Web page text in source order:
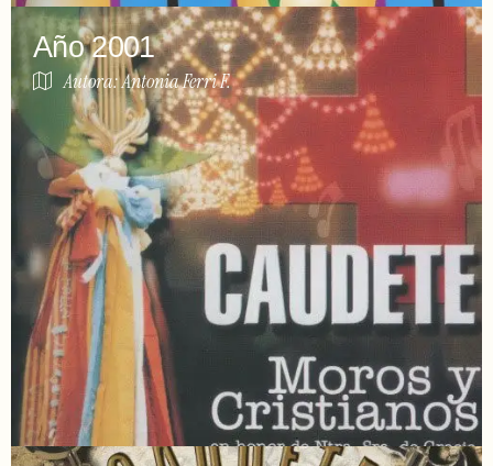
Año 2001
Autora: Antonia Ferri F.